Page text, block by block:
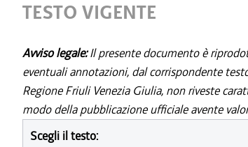
TESTO VIGENTE
Avviso legale:Il presente documento è
eventuali annotazioni, dal corrispondente
Regione Friuli Venezia Giulia, non riveste
modo della pubblicazione ufficiale avente
Scegli il testo: